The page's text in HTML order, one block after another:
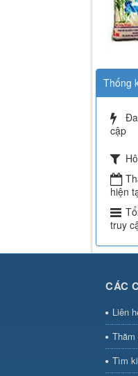
Thống
cập
hiện
truy
CÁC
Liên
Tìm